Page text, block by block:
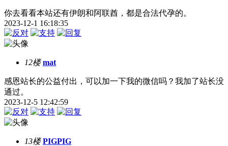
你去看看本站还有伊朗和阿联酋，都是合法代孕的。
2023-12-1 16:18:35
12楼 mat
感恩站长的公益付出，可以加一下我的微信吗？我加了站长没
通过。
2023-12-5 12:42:59
13楼 PIGPIG